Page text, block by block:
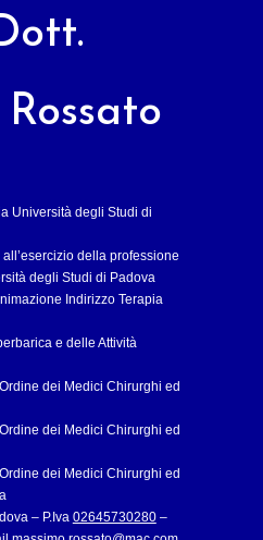
Università degli Studi di
della professione
degli Studi di Padova
Indirizzo Terapia
e delle Attività
dei Medici Chirurghi ed
dei Medici Chirurghi ed
dei Medici Chirurghi ed
– P.Iva 02645730280–